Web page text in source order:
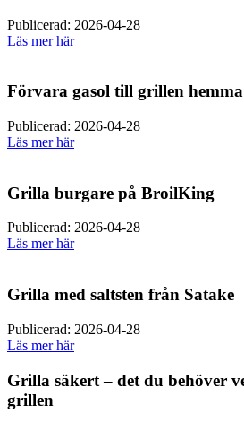
Publicerad: 2026-04-28
Läs mer här
Förvara gasol till grillen
Publicerad: 2026-04-28
Läs mer här
Grilla burgare på BroilKing
Publicerad: 2026-04-28
Läs mer här
Grilla med saltsten från Satake
Publicerad: 2026-04-28
Läs mer här
Grilla säkert – det du behöver
grillen